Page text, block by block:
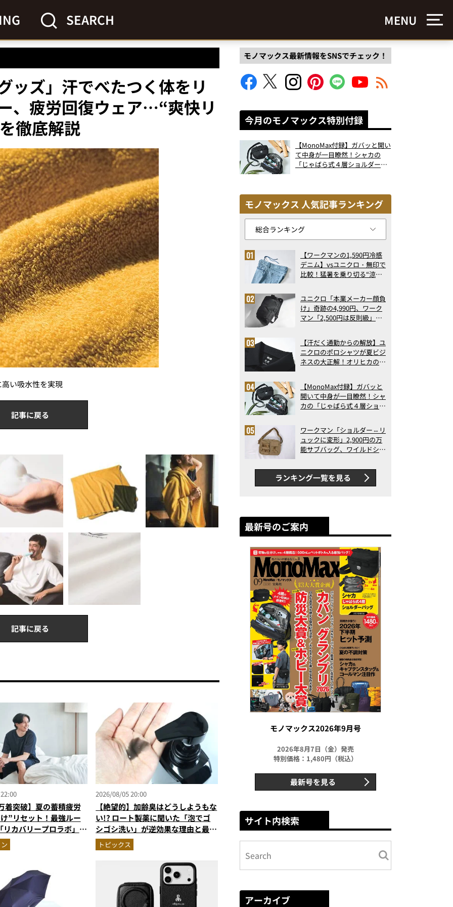
SEARCH MENU
ッズ」汗でべたつく体をリ
、疲労回復ウェア…“爽快リ
徹底解説
い吸水性を実現
記事に戻る
記事に戻る
着突破】夏の蓄積疲労
”リセット！最強ルー
リカバリープロラボ」に
2026/08/05 20:00
【絶望的】加齢臭はどうしようもな
い!? ロート製薬に聞いた「泡でゴ
シゴシ洗い」が逆効果な理由と最強
のニオイ対策
トピックス
モノマックス最新情報をSNSでチェック！
今月のモノマックス特別付録
【MonoMax付録】ガバッと開い
て中身が一目瞭然！シャカの
「じゃばら式４層ショルダーバ
モノマックス 人気記事ランキング
【ワークマンの1,590円冷感
デニム】vsユニクロ・無印で
比較！猛暑を乗り切る“涼感
で決定版
ユニクロ「本業メーカー顔負
け」奇跡の4,990円、ワーク
マン「2,500円は反則級」凄
ト3】（2026年6月版）
【汗だく通勤からの解放】ユ
ニクロのポロシャツが夏ビジ
ネスの大正解！オリヒカの透
アの実力
【MonoMax付録】ガバッと
開いて中身が一目瞭然！シャ
カの「じゃばら式４層ショル
った！
ワークマン「ショルダー⇔リ
ュックに変形」2,900円の万
能サブバッグ、ワイルドシン
録…ほか【休日バッグの人気
記事ランキングベスト3】
（2026年6月版）
ランキング一覧を見る
最新号のご案内
モノマックス2026年9月号
2026年8月7日（金）発売
特別価格：1,480円（税込）
最新号を見る
サイト内検索
アーカイブ